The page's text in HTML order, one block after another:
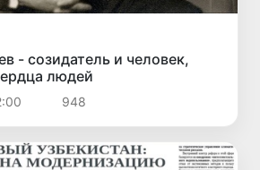
- созидатель и человек,
людей
948